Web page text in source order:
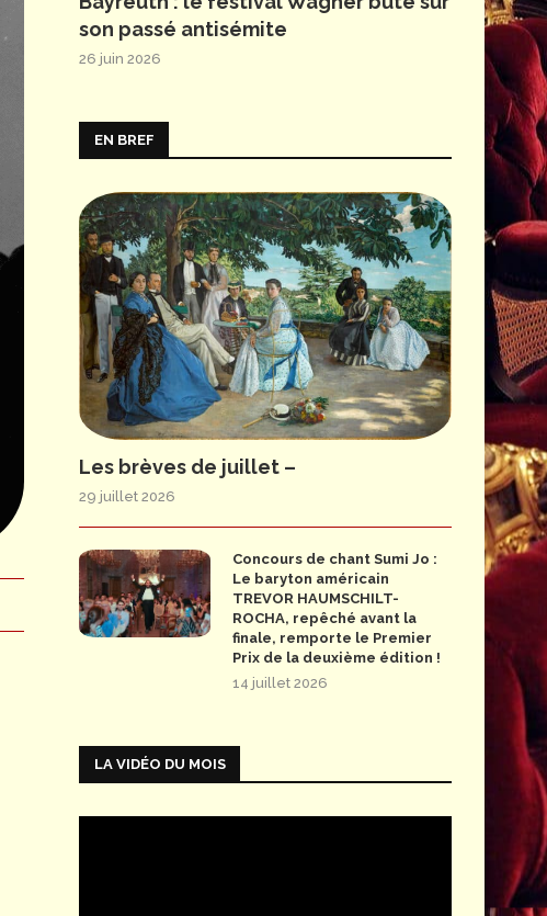
son passé antisémite
26 juin 2026
EN BREF
Les brèves de juillet –
29 juillet 2026
Concours de chant Sumi Jo :
Le baryton américain
TREVOR HAUMSCHILT-
ROCHA, repêché avant la
finale, remporte le Premier
Prix de la deuxième édition !
14 juillet 2026
LA VIDÉO DU MOIS